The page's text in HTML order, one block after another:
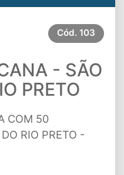
Cód. 103
- SÃO
PRETO
COM 50
RIO PRETO -